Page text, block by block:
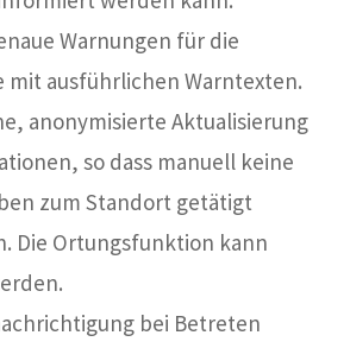
Warnungen für die
mit ausführlichen Warntexten.
anonymisierte Aktualisierung
so dass manuell keine
zum Standort getätigt
Die Ortungsfunktion kann
bei Betreten